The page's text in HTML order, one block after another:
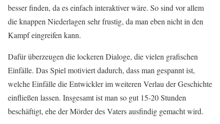
besser finden, da es einfach interaktiver wäre. So sind vor allem
die knappen Niederlagen sehr frustig, da man eben nicht in den
Kampf eingreifen kann.
Dafür überzeugen die lockeren Dialoge, die vielen grafischen
Einfälle. Das Spiel motiviert dadurch, dass man gespannt ist,
welche Einfälle die Entwickler im weiteren Verlau der Geschichte
einfließen lassen. Insgesamt ist man so gut 15-20 Stunden
beschäftigt, ehe der Mörder des Vaters ausfindig gemacht wird.